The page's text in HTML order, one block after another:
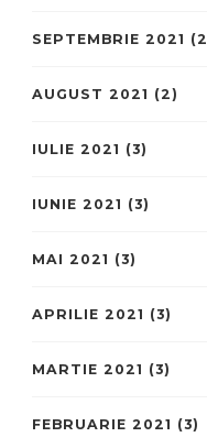
SEPTEMBRIE 2021
AUGUST 2021 (2)
IULIE 2021 (3)
IUNIE 2021 (3)
MAI 2021 (3)
APRILIE 2021 (3)
MARTIE 2021 (3)
FEBRUARIE 2021 (3)